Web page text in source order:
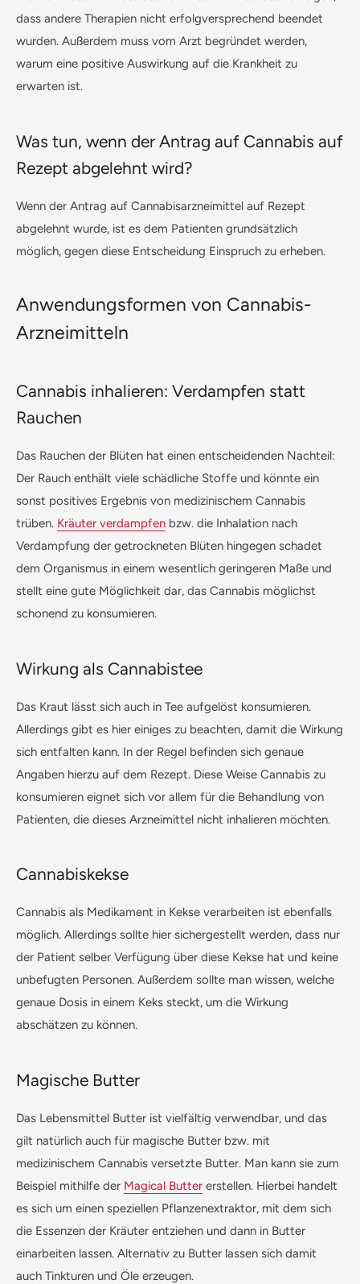
dass andere Therapien nicht erfolgversprechend beendet
wurden. Außerdem muss vom Arzt begründet werden,
warum eine positive Auswirkung auf die Krankheit zu
erwarten ist.
Was tun, wenn der Antrag auf Cannabis auf
Rezept abgelehnt wird?
Wenn der Antrag auf Cannabisarzneimittel auf Rezept
abgelehnt wurde, ist es dem Patienten grundsätzlich
möglich, gegen diese Entscheidung Einspruch zu erheben.
Anwendungsformen von Cannabis-
Arzneimitteln
Cannabis inhalieren: Verdampfen statt
Rauchen
Das Rauchen der Blüten hat einen entscheidenden Nachteil:
Der Rauch enthält viele schädliche Stoffe und könnte ein
sonst positives Ergebnis von medizinischem Cannabis
trüben. Kräuter verdampfen bzw. die Inhalation nach
Verdampfung der getrockneten Blüten hingegen schadet
dem Organismus in einem wesentlich geringeren Maße und
stellt eine gute Möglichkeit dar, das Cannabis möglichst
schonend zu konsumieren.
Wirkung als Cannabistee
Das Kraut lässt sich auch in Tee aufgelöst konsumieren.
Allerdings gibt es hier einiges zu beachten, damit die Wirkung
sich entfalten kann. In der Regel befinden sich genaue
Angaben hierzu auf dem Rezept. Diese Weise Cannabis zu
konsumieren eignet sich vor allem für die Behandlung von
Patienten, die dieses Arzneimittel nicht inhalieren möchten.
Cannabiskekse
Cannabis als Medikament in Kekse verarbeiten ist ebenfalls
möglich. Allerdings sollte hier sichergestellt werden, dass nur
der Patient selber Verfügung über diese Kekse hat und keine
unbefugten Personen. Außerdem sollte man wissen, welche
genaue Dosis in einem Keks steckt, um die Wirkung
abschätzen zu können.
Magische Butter
Das Lebensmittel Butter ist vielfältig verwendbar, und das
gilt natürlich auch für magische Butter bzw. mit
medizinischem Cannabis versetzte Butter. Man kann sie zum
Beispiel mithilfe der Magical Butter erstellen. Hierbei handelt
es sich um einen speziellen Pflanzenextraktor, mit dem sich
die Essenzen der Kräuter entziehen und dann in Butter
einarbeiten lassen. Alternativ zu Butter lassen sich damit
auch Tinkturen und Öle erzeugen.